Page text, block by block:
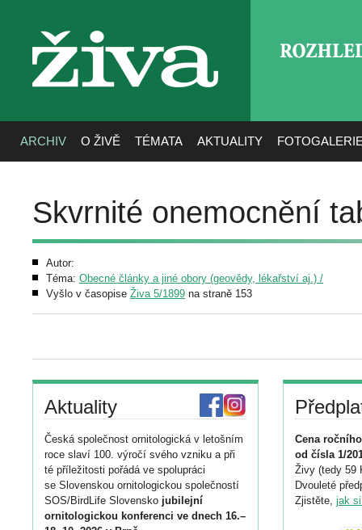
živa
ARCHIV O ŽIVĚ TÉMATA AKTUALITY
Skvrnité onemocnění
Autor:
Téma: Obecné články a jiné obory (geovědy, lékařství aj.) /
Vyšlo v časopise Živa 5/1899 na straně 153
Aktuality
Česká společnost ornitologická v letošním
roce slaví 100. výročí svého vzniku a při
té příležitosti pořádá ve spolupráci
se Slovenskou ornitologickou společností
SOS/BirdLife Slovensko jubilejní
ornitologickou konferenci ve dnech 16.–
Cena
od čísla 1/
Živy (tedy 59
Dvouleté
Zjistěte, jak